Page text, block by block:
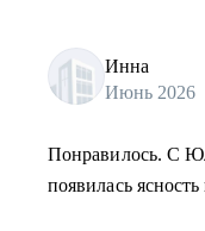
Инна
Июнь 2026
Понравилось. С
появилась